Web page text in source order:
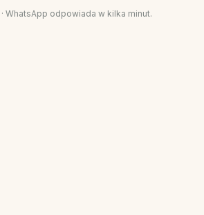
·WhatsApp odpowiada w kilka minut.